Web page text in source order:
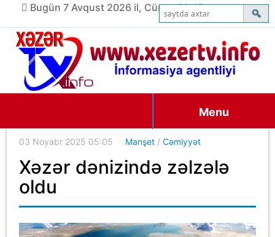
Bugün 7 Avqust 2026 il, Cümə, 21:45
Menu
03 Noyabr 2025 05:05 Manşet /Cəmiyyət
Xəzər dənizində zəlzələ
oldu